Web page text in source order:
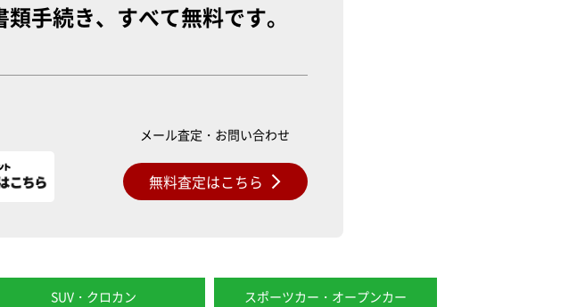
手続き、すべて無料です。
メール査定・お問い合わせ
無料査定はこちら
SUV・クロカン スポーツカー・オープンカー